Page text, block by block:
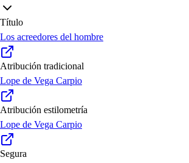
Título
Los acreedores del hombre
Atribución tradicional
Lope de Vega Carpio
Atribución estilometría
Lope de Vega Carpio
Segura